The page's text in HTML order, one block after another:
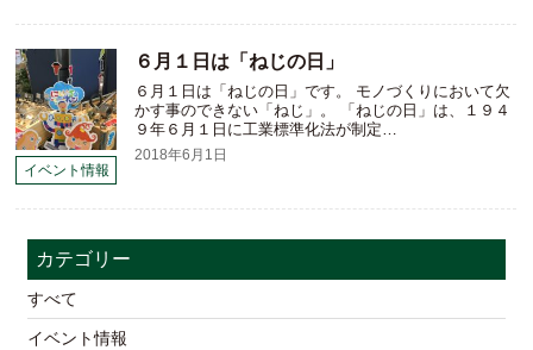
イベント情報
６月１日は「ねじの日」
６月１日は「ねじの日」です。 モノづくりにおいて欠
かす事のできない「ねじ」。 「ねじの日」は、１９４
９年６月１日に工業標準化法が制定…
2018年6月1日
カテゴリー
すべて
イベント情報